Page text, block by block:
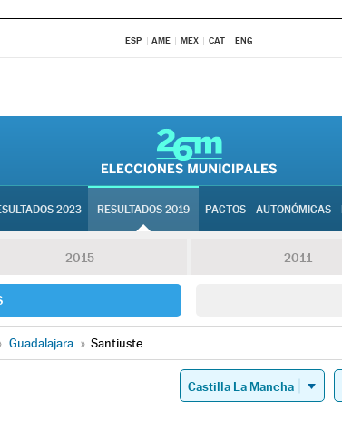
ESP AME MEX CAT ENG
2023 RESULTADOS 2019 PACTOS AUTONÓMICAS
2015 2011
Guadalajara » Santiuste